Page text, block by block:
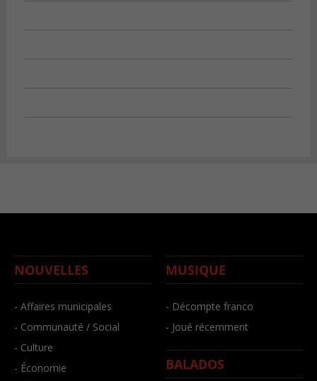
NOUVELLES
- Affaires municipales
- Communauté / Social
- Culture
- Économie
MUSIQUE
- Décompte franco
- Joué récemment
BALADOS